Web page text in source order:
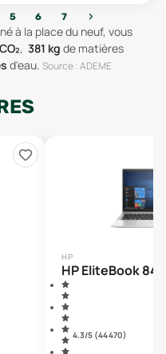
5 6 7
›
à la place du neuf, vous
, 381 kg de matières
d'eau. Source : ADEME
HP
HP EliteBook
4.3/5 (44 470)